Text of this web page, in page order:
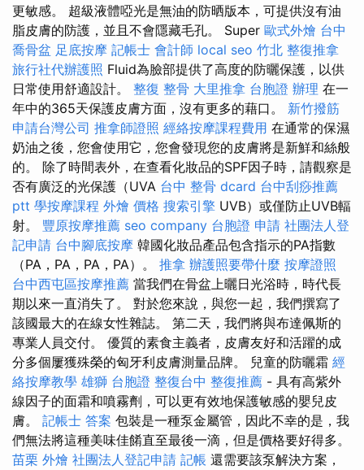
更敏感。 超級液體啞光是無油的防晒版本，可提供沒有油
脂皮膚的防護，並且不會隱藏毛孔。 Super 歐式外燴 台中
喬骨盆 足底按摩 記帳士 會計師 local seo 竹北 整復推拿
旅行社代辦護照 Fluid為臉部提供了高度的防曬保護，以供
日常使用舒適設計。 整復 整骨 大里推拿 台胞證 辦理 在一
年中的365天保護皮膚方面，沒有更多的藉口。 新竹撥筋
申請台灣公司 推拿師證照 經絡按摩課程費用 在通常的保濕
奶油之後，您會使用它，您會發現您的皮膚將是新鮮和絲般
的。 除了時間表外，在查看化妝品的SPF因子時，請觀察是
否有廣泛的光保護（UVA 台中 整骨 dcard 台中刮痧推薦
ptt 學按摩課程 外燴 價格 搜索引擎 UVB）或僅防止UVB輻
射。 豐原按摩推薦 seo company 台胞證 申請 社團法人登
記申請 台中腳底按摩 韓國化妝品產品包含指示的PA指數
（PA，PA，PA，PA）。 推拿 辦護照要帶什麼 按摩證照
台中西屯區按摩推薦 當我們在骨盆上曬日光浴時，時代長
期以來一直消失了。 對於您來說，與您一起，我們撰寫了
該國最大的在線女性雜誌。 第二天，我們將與布達佩斯的
專業人員交付。 優質的素食主義者，皮膚友好和活躍的成
分多個屢獲殊榮的匈牙利皮膚測量品牌。 兒童的防曬霜 經
絡按摩教學 雄獅 台胞證 整復台中 整復推薦 - 具有高紫外
線因子的面霜和噴霧劑，可以更有效地保護敏感的嬰兒皮
膚。 記帳士 答案 包裝是一種泵金屬管，因此不幸的是，我
們無法將這種美味佳餚直至最後一滴，但是價格要好得多。
苗栗 外燴 社團法人登記申請 記帳 還需要該泵解決方案，